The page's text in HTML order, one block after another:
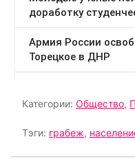
Категории: Общество,
Тэги: грабеж,